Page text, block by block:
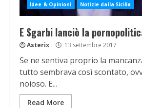
Idee & Opinioni Notizie dalla Sicilia
E Sgarbi lanciò la
Asterix 13 settembre 2017
Se ne sentiva proprio la
tutto sembrava così scontato,
noioso. E...
Read More